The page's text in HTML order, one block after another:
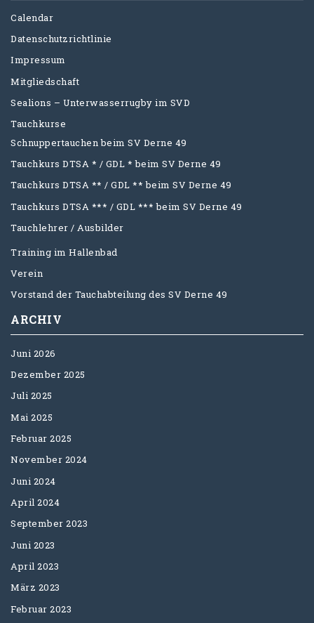
Calendar
Datenschutzrichtlinie
Impressum
Mitgliedschaft
Sealions – Unterwasserrugby im SVD
Tauchkurse
Schnuppertauchen beim SV Derne 49
Tauchkurs DTSA * / GDL * beim SV Derne 49
Tauchkurs DTSA ** / GDL ** beim SV Derne 49
Tauchkurs DTSA *** / GDL *** beim SV Derne 49
Tauchlehrer / Ausbilder
Training im Hallenbad
Verein
Vorstand der Tauchabteilung des SV Derne 49
ARCHIV
Juni 2026
Dezember 2025
Juli 2025
Mai 2025
Februar 2025
November 2024
Juni 2024
April 2024
September 2023
Juni 2023
April 2023
März 2023
Februar 2023